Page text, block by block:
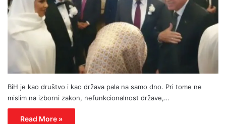
BiH je kao društvo i kao država pala na samo dno. Pri tome ne
mislim na izborni zakon, nefunkcionalnost države,…
Read More »